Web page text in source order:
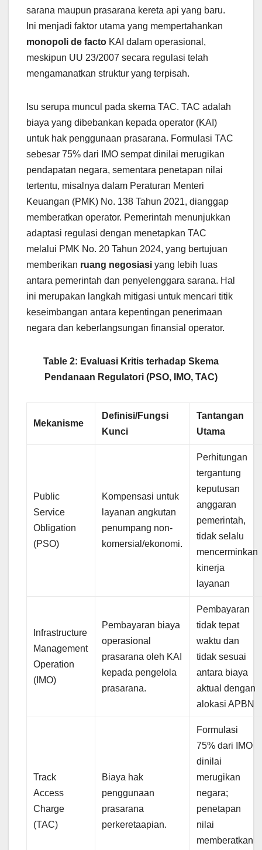
sarana maupun prasarana kereta api yang baru.
Ini menjadi faktor utama yang mempertahankan
monopoli de facto KAI dalam operasional,
meskipun UU 23/2007 secara regulasi telah
mengamanatkan struktur yang terpisah.
Isu serupa muncul pada skema TAC. TAC adalah
biaya yang dibebankan kepada operator (KAI)
untuk hak penggunaan prasarana. Formulasi TAC
sebesar 75% dari IMO sempat dinilai merugikan
pendapatan negara, sementara penetapan nilai
tertentu, misalnya dalam Peraturan Menteri
Keuangan (PMK) No. 138 Tahun 2021, dianggap
memberatkan operator. Pemerintah menunjukkan
adaptasi regulasi dengan menetapkan TAC
melalui PMK No. 20 Tahun 2024, yang bertujuan
memberikan ruang negosiasi yang lebih luas
antara pemerintah dan penyelenggara sarana. Hal
ini merupakan langkah mitigasi untuk mencari titik
keseimbangan antara kepentingan penerimaan
negara dan keberlangsungan finansial operator.
Table 2: Evaluasi Kritis terhadap Skema
Pendanaan Regulatori (PSO, IMO, TAC)
Mekanisme
Definisi/Fungsi
Kunci
Tantangan
Utama
Public
Service
Obligation
(PSO)
Kompensasi untuk
layanan angkutan
penumpang non-
komersial/ekonomi.
Perhitungan
tergantung
keputusan
anggaran
pemerintah,
tidak selalu
mencerminkan
kinerja
layanan
Infrastructure
Management
Operation
(IMO)
Pembayaran biaya
operasional
prasarana oleh KAI
kepada pengelola
prasarana.
Pembayaran
tidak tepat
waktu dan
tidak sesuai
antara biaya
aktual dengan
alokasi APBN
Track
Access
Charge
(TAC)
Biaya hak
penggunaan
prasarana
perkeretaapian.
Formulasi
75% dari IMO
dinilai
merugikan
negara;
penetapan
nilai
memberatkan